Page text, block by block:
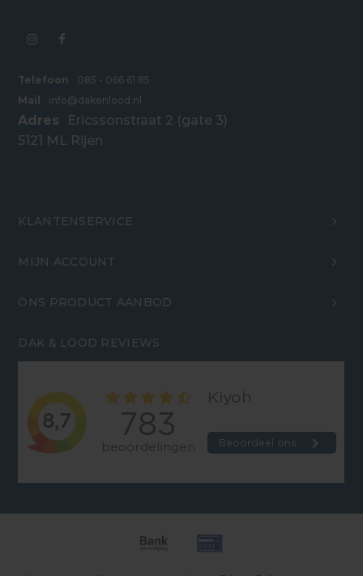
Telefoon
085 - 066 61 85
Mail
info@dakenlood.nl
Adres
Ericssonstraat 2 (gate 3)
5121 ML Rijen
KLANTENSERVICE
MIJN ACCOUNT
ONS PRODUCT AANBOD
DAK & LOOD REVIEWS